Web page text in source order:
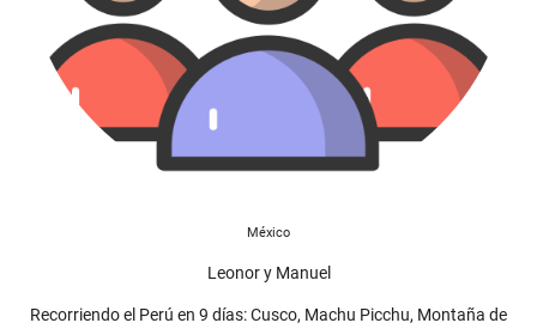
México
Leonor y Manuel
Recorriendo el Perú en 9 días: Cusco, Machu Picchu, Montaña de